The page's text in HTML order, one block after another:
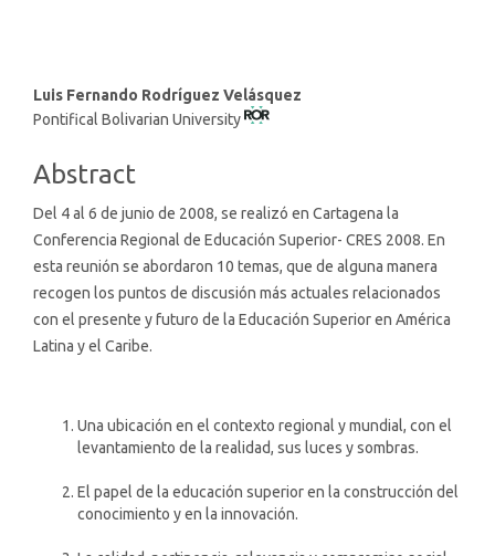
Main
Article
Luis Fernando Rodríguez Velásquez
Pontifical Bolivarian University
Abstract
Del 4 al 6 de junio de 2008, se realizó en Cartagena la
Conferencia Regional de Educación Superior- CRES 2008. En
esta reunión se abordaron 10 temas, que de alguna manera
recogen los puntos de discusión más actuales relacionados
con el presente y futuro de la Educación Superior en América
Latina y el Caribe.
Una ubicación en el contexto regional y mundial, con el
levantamiento de la realidad, sus luces y sombras.
El papel de la educación superior en la construcción del
conocimiento y en la innovación.